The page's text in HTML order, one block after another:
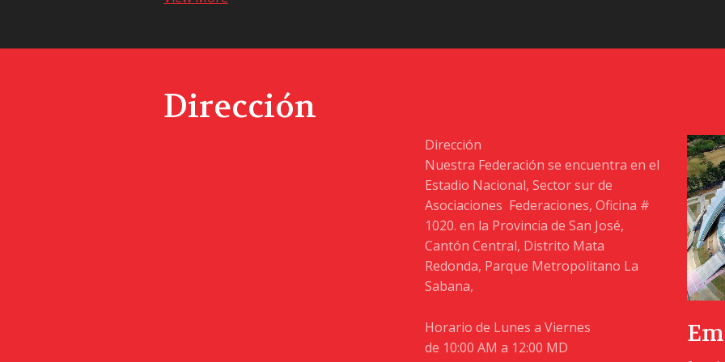
Dirección
Dirección
Nuestra Federación se encuentra en el
Estadio Nacional, Sector sur de
Asociaciones Federaciones, Oficina #
1020. en la Provincia de San José,
Cantón Central, Distrito Mata
Redonda, Parque Metropolitano La
Sabana,
Horario de Lunes a Viernes
de 10:00 AM a 12:00 MD